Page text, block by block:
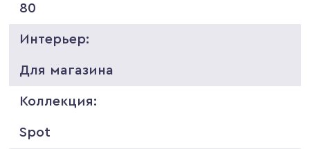
80
Интерьер:
Для магазина
Коллекция:
Spot